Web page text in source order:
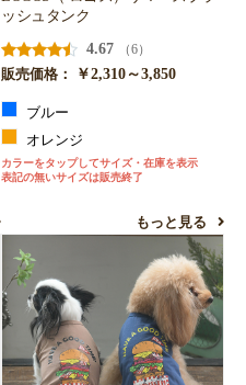
ッシュタンク
4.67
（6）
販売価格：
￥2,310～3,850
ブルー
オレンジ
カラーをタップしてサイズ・在庫を表示
表記の無いサイズは販売終了
もっと見る